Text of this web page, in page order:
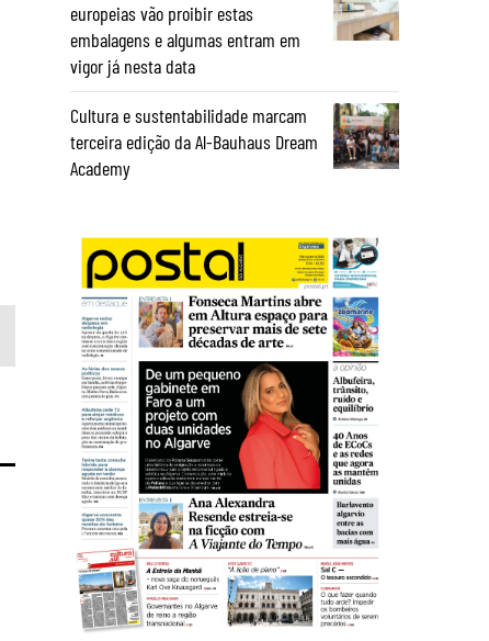
europeias vão proibir estas
embalagens e algumas entram em
vigor já nesta data
Cultura e sustentabilidade marcam
terceira edição da Al-Bauhaus Dream
Academy